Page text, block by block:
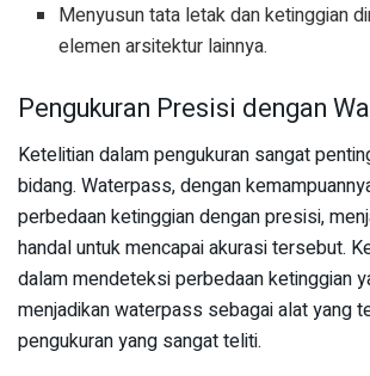
Menyusun tata letak dan ketinggian
elemen arsitektur lainnya.
Pengukuran Presisi dengan
Ketelitian dalam pengukuran sangat
bidang. Waterpass, dengan
perbedaan ketinggian dengan presisi,
handal untuk mencapai akurasi tersebut.
dalam mendeteksi perbedaan ketinggian
menjadikan waterpass sebagai alat yang
pengukuran yang sangat teliti.